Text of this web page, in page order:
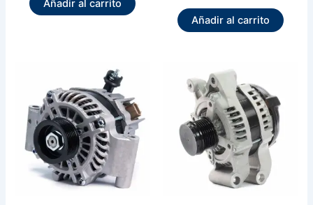
Añadir al carrito
Añadir al carrito